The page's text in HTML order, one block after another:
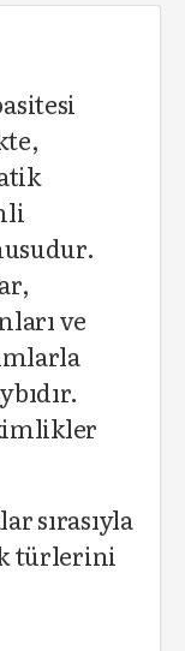
ve
sırasıyla
türlerini